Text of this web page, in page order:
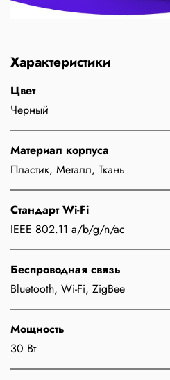
Характеристики
Цвет
Черный
Материал корпуса
Пластик, Металл, Ткань
Стандарт Wi-Fi
IEEE 802.11 a/b/g/n/ac
Беспроводная связь
Bluetooth, Wi-Fi, ZigBee
Мощность
30 Вт